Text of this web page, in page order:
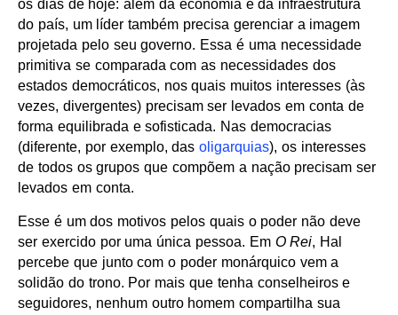
os dias de hoje: além da economia e da infraestrutura
do país, um líder também precisa gerenciar a imagem
projetada pelo seu governo. Essa é uma necessidade
primitiva se comparada com as necessidades dos
estados democráticos, nos quais muitos interesses (às
vezes, divergentes) precisam ser levados em conta de
forma equilibrada e sofisticada. Nas democracias
(diferente, por exemplo, dasoligarquias), os interesses
de todos os grupos que compõem a nação precisam ser
levados em conta.
Esse é um dos motivos pelos quais o poder não deve
ser exercido por uma única pessoa. Em O Rei, Hal
percebe que junto com o poder monárquico vem a
solidão do trono. Por mais que tenha conselheiros e
seguidores, nenhum outro homem compartilha sua